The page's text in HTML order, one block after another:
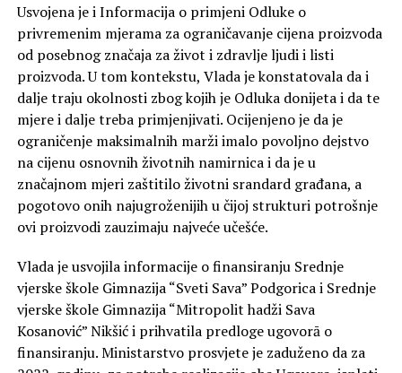
Usvojena je i Informacija o primjeni Odluke o
privremenim mjerama za ograničavanje cijena proizvoda
od posebnog značaja za život i zdravlje ljudi i listi
proizvoda. U tom kontekstu, Vlada je konstatovala da i
dalje traju okolnosti zbog kojih je Odluka donijeta i da te
mjere i dalje treba primjenjivati. Ocijenjeno je da je
ograničenje maksimalnih marži imalo povoljno dejstvo
na cijenu osnovnih životnih namirnica i da je u
značajnom mjeri zaštitilo životni srandard građana, a
pogotovo onih najugroženijih u čijoj strukturi potrošnje
ovi proizvodi zauzimaju najveće učešće.
Vlada je usvojila informacije o finansiranju Srednje
vjerske škole Gimnazija “Sveti Sava” Podgorica i Srednje
vjerske škole Gimnazija “Mitropolit hadži Sava
Kosanović” Nikšić i prihvatila predloge ugovorā o
finansiranju. Ministarstvo prosvjete je zaduženo da za